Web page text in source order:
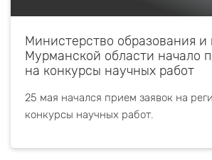
Министерство образования и
Мурманской области начало
на конкурсы научных работ
25 мая начался прием заявок на
конкурсы научных работ.